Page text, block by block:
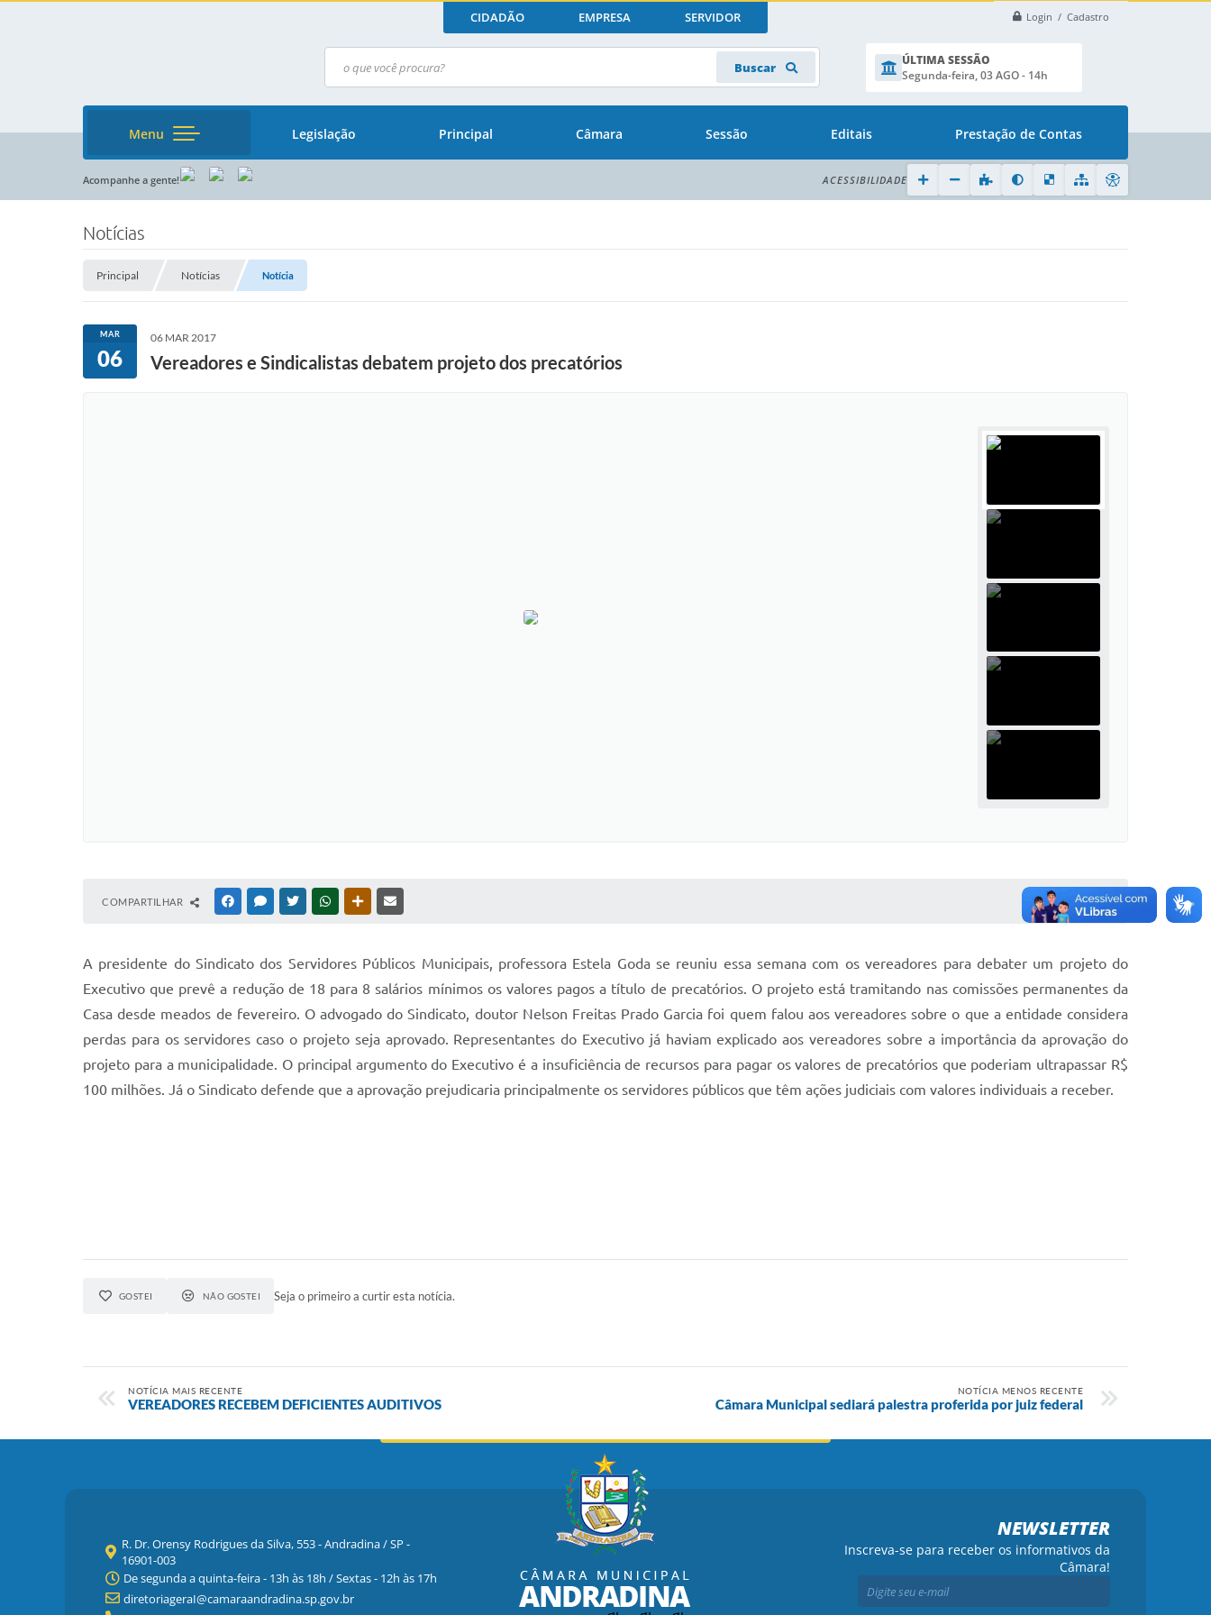
Login / Cadastro
CIDADÃO EMPRESA SERVIDOR
Buscar
ÚLTIMA SESSÃO
Segunda-feira, 03 AGO - 14h
Menu Legislação Principal Câmara Sessão Editais Prestação de Contas
Acompanhe a gente! ACESSIBILIDADE
Notícias
Principal Notícias Notícia
MAR
06
06 MAR 2017
Vereadores e Sindicalistas debatem projeto dos precatórios
COMPARTILHAR FACEBOOKMESSENGER
TWITTERWHATSAPPOUTRAS MÍDIAS
A presidente do Sindicato dos Servidores Públicos Municipais, professora Estela Goda se reuniu essa semana com os vereadores para debater um projeto do
Executivo que prevê a redução de 18 para 8 salários mínimos os valores pagos a título de precatórios. O projeto está tramitando nas comissões permanentes da
Casa desde meados de fevereiro. O advogado do Sindicato, doutor Nelson Freitas Prado Garcia foi quem falou aos vereadores sobre o que a entidade considera
perdas para os servidores caso o projeto seja aprovado. Representantes do Executivo já haviam explicado aos vereadores sobre a importância da aprovação do
projeto para a municipalidade. O principal argumento do Executivo é a insuficiência de recursos para pagar os valores de precatórios que poderiam ultrapassar R$
100 milhões. Já o Sindicato defende que a aprovação prejudicaria principalmente os servidores públicos que têm ações judiciais com valores individuais a receber.
GOSTEI NÃO GOSTEI Seja o primeiro a curtir esta notícia.
NOTÍCIA MAIS RECENTE
VEREADORES RECEBEM DEFICIENTES AUDITIVOS
NOTÍCIA MENOS RECENTE
Câmara Municipal sediará palestra proferida por juiz federal
R. Dr. Orensy Rodrigues da Silva, 553 - Andradina / SP -
16901-003
De segunda a quinta-feira - 13h às 18h / Sextas - 12h às 17h
diretoriageraI@camaraandradina.sp.gov.br
NEWSLETTER
Inscreva-se para receber os informativos da
Câmara!